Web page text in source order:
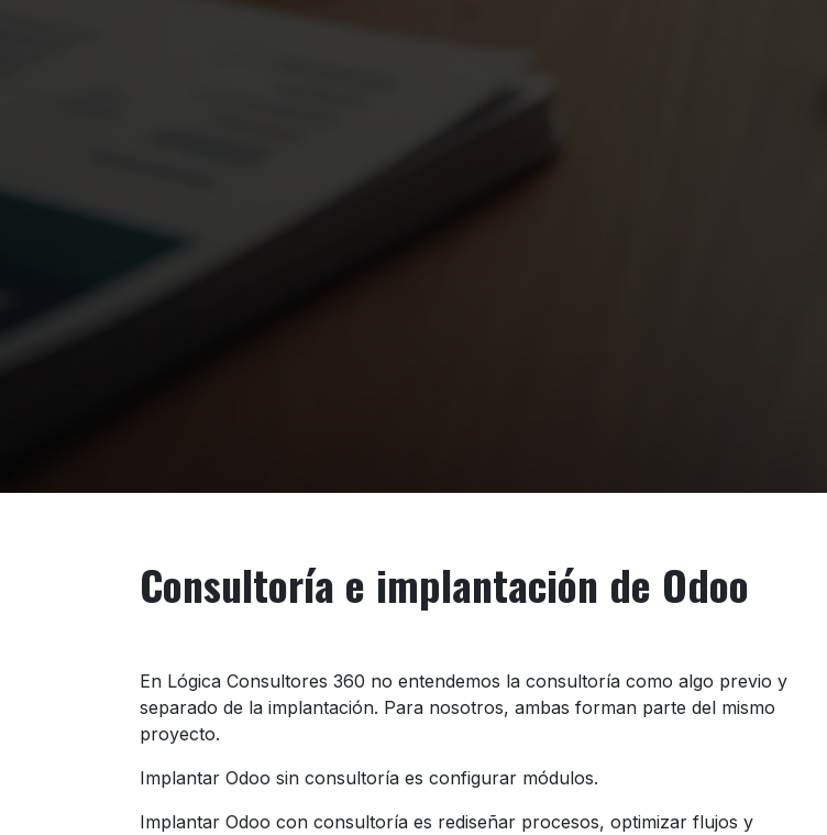
Consultoría e implantación de Odoo
En Lógica Consultores 360 no entendemos la consultoría como algo previo y
separado de la implantación. Para nosotros, ambas forman parte del mismo
proyecto.
Implantar Odoo sin consultoría es configurar módulos.
Implantar Odoo con consultoría es rediseñar procesos, optimizar flujos y